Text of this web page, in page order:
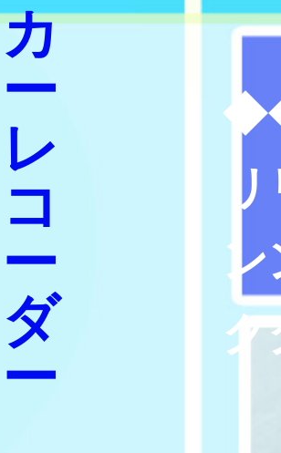
カ
ー
レ
コ
ー
ダ
ー
◆
リ
ン
ク